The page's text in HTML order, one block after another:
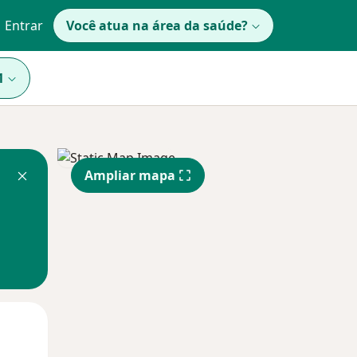
Entrar Você atua na área da saúde?
Ampliar mapa